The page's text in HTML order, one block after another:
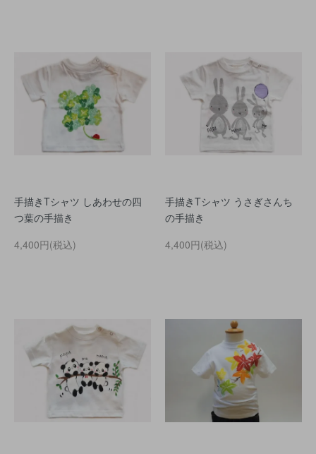
手描きTシャツ しあわせの四
つ葉の手描き
4,400円(税込)
手描きTシャツ うさぎさんち
の手描き
4,400円(税込)